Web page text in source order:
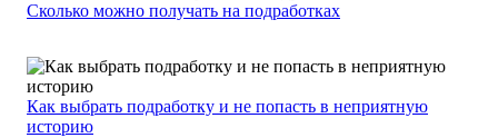
Сколько можно получать на подработках
Как выбрать подработку и не попасть в неприятную
историю